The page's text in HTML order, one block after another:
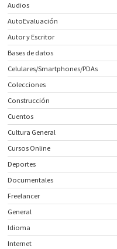
Audios
AutoEvaluación
Autor y Escritor
Bases de datos
Celulares/Smartphones/PDAs
Colecciones
Construcción
Cuentos
Cultura General
Cursos Online
Deportes
Documentales
Freelancer
General
Idioma
Internet